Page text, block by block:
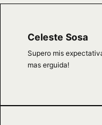
Celeste Sosa
Supero mis
mas erguida!